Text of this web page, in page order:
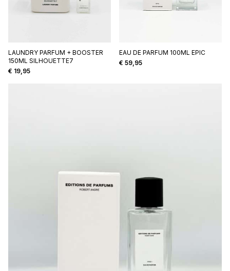
LAUNDRY PARFUM + BOOSTER
150ML SILHOUETTE7
€ 19,95
EAU DE PARFUM 100ML EPIC
€ 59,95